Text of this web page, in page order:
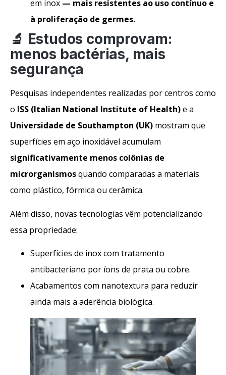
em inox — mais resistentes ao uso contínuo e
à proliferação de germes.
🔬 Estudos comprovam:
menos bactérias, mais
segurança
Pesquisas independentes realizadas por centros como
o ISS (Italian National Institute of Health)e a
Universidade de Southampton (UK) mostram que
superfícies em aço inoxidável acumulam
significativamente menos colônias de
microrganismosquando comparadas a materiais
como plástico, fórmica ou cerâmica.
Além disso, novas tecnologias vêm potencializando
essa propriedade:
Superfícies de inox com tratamento
antibacteriano por íons de prata ou cobre.
Acabamentos com nanotextura para reduzir
ainda mais a aderência biológica.